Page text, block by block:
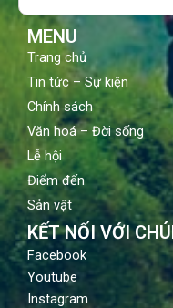
MENU
Trang chủ
Tin tức – Sự kiện
Chính sách
Văn hoá – Đời sống
Lễ hội
Điểm đến
Sản vật
KẾT NỐI VỚI
Facebook
Youtube
Instagram